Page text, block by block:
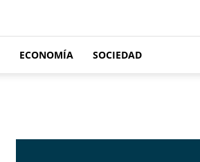
ECONOMÍA SOCIEDAD